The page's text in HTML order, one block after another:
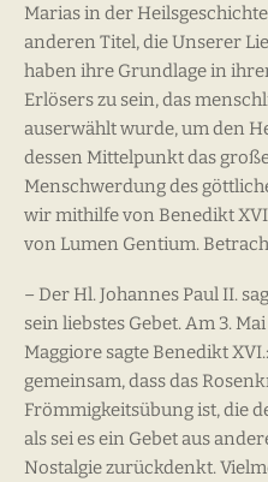
Marias in der
anderen Titel, die Unserer
haben ihre Grundlage in
Erlösers zu sein, das
auserwählt wurde, um den
dessen Mittelpunkt das
Menschwerdung des
wir mithilfe von Benedikt
von Lumen Gentium.
– Der Hl. Johannes Paul II.
sein liebstes Gebet. Am 3.
Maggiore sagte Benedikt
gemeinsam, dass das
Frömmigkeitsübung ist, die
als sei es ein Gebet aus
Nostalgie zurückdenkt.